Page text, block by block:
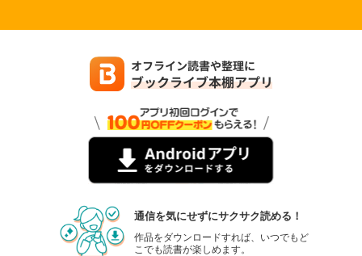
通信を気にせずにサクサク読める！
作品をダウンロードすれば、いつでもど
こでも読書が楽しめます。